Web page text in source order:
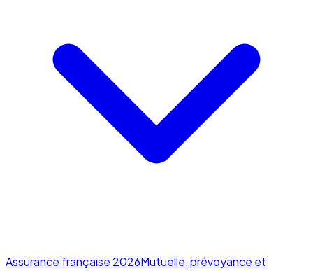
Assurance française 2026Mutuelle, prévoyance et